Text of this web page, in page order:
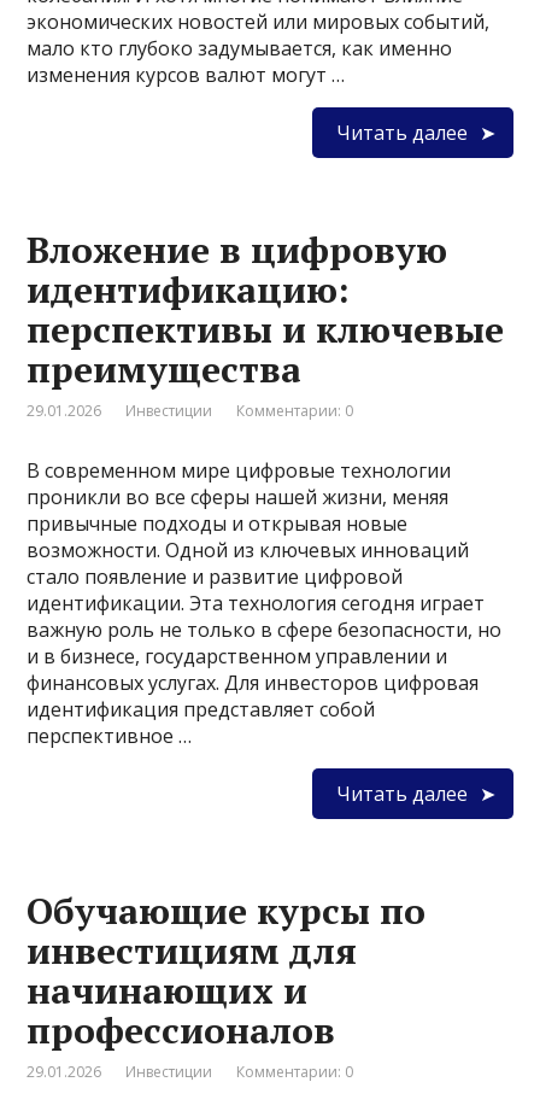
экономических новостей или мировых событий,
мало кто глубоко задумывается, как именно
изменения курсов валют могут …
Читать далее
Вложение в цифровую
идентификацию:
перспективы и ключевые
преимущества
29.01.2026 Инвестиции Комментарии: 0
В современном мире цифровые технологии
проникли во все сферы нашей жизни, меняя
привычные подходы и открывая новые
возможности. Одной из ключевых инноваций
стало появление и развитие цифровой
идентификации. Эта технология сегодня играет
важную роль не только в сфере безопасности, но
и в бизнесе, государственном управлении и
финансовых услугах. Для инвесторов цифровая
идентификация представляет собой
перспективное …
Читать далее
Обучающие курсы по
инвестициям для
начинающих и
профессионалов
29.01.2026 Инвестиции Комментарии: 0